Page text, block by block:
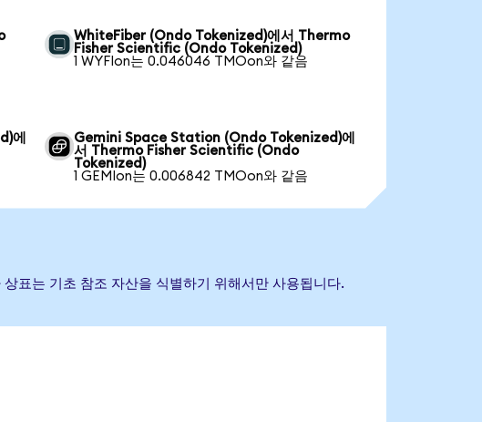
WhiteFiber (Ondo Tokenized)에서 Thermo
Fisher Scientific (Ondo Tokenized)
1 WYFIon는 0.046046 TMOon와 같음
에
Gemini Space Station (Ondo Tokenized)에
서 Thermo Fisher Scientific (Ondo
Tokenized)
1 GEMIon는 0.006842 TMOon와 같음
표는 기초 참조 자산을 식별하기 위해서만 사용됩니다.